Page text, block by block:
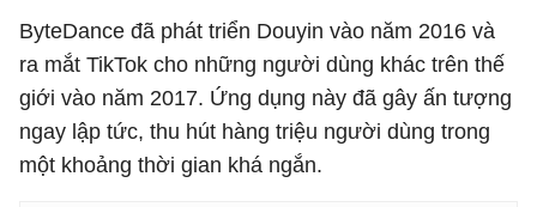
ByteDance đã phát triển Douyin vào năm 2016 và
ra mắt TikTok cho những người dùng khác trên thế
giới vào năm 2017. Ứng dụng này đã gây ấn tượng
ngay lập tức, thu hút hàng triệu người dùng trong
một khoảng thời gian khá ngắn.